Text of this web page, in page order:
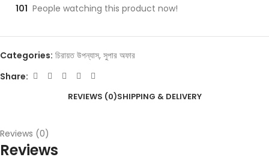
101 People watching this product now!
Categories: চিরায়ত উপন্যাস, সুপার অফার
Share:
REVIEWS (0)SHIPPING & DELIVERY
Reviews (0)
Reviews